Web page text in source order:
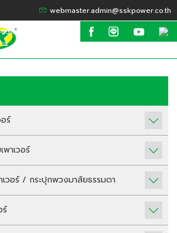
webmaster.admin@sskpower.co.th
/ 099-635-6424
ร์
าเวอร์
เวอร์ / กระปุกพวงมาลัยธรรมดา
ร์